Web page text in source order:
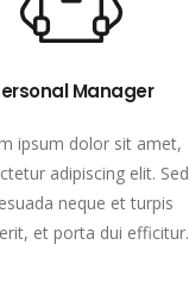
Manager
ipsum dolor sit amet,
adipiscing elit. Sed
neque et turpis
et porta dui efficitur.